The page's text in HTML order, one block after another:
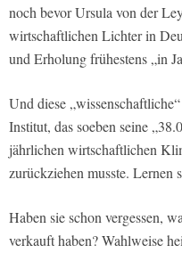
noch bevor Ursula von der
wirtschaftlichen Lichter in
und Erholung frühestens „in
Und diese
Institut, das soeben seine
jährlichen wirtschaftlichen
zurückziehen musste. Lernen
Haben sie schon vergessen,
verkauft haben? Wahlweise